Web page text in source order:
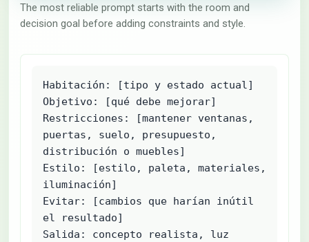
The most reliable prompt starts with the room and
decision goal before adding constraints and style.
Habitación: [tipo y estado actual]
Objetivo: [qué debe mejorar]
Restricciones: [mantener ventanas,
puertas, suelo, presupuesto,
distribución o muebles]
Estilo: [estilo, paleta, materiales,
iluminación]
Evitar: [cambios que harían inútil
el resultado]
Salida: concepto realista, luz